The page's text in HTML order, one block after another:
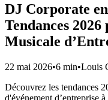
DJ Corporate
Tendances
Musicale
22 mai 2026•6 min•Louis
Découvrez les tendances
d'événement d’entreprise